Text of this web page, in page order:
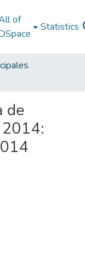
of
Statistics
de
2014: